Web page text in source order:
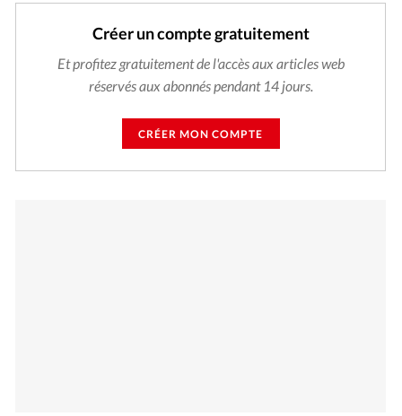
Créer un compte gratuitement
Et profitez gratuitement de l'accès aux articles web
réservés aux abonnés pendant 14 jours.
CRÉER MON COMPTE